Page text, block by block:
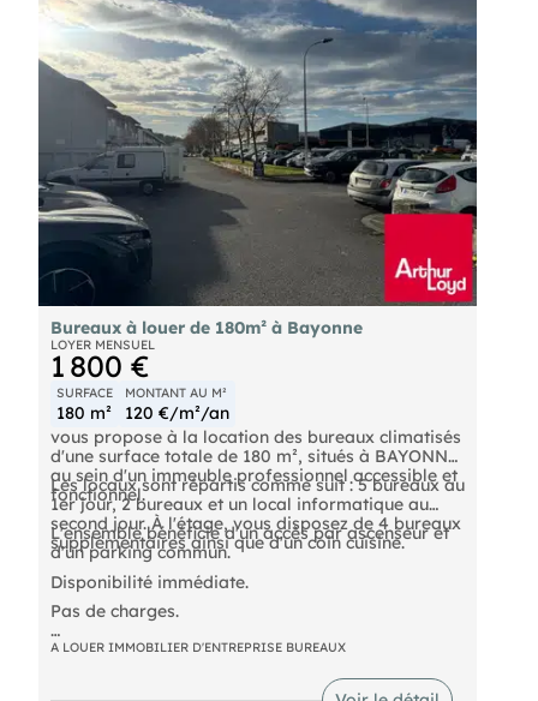
Bureaux à louer de 180m² à Bayonne
LOYER MENSUEL
1 800 €
SURFACE
180 m²
MONTANT AU M²
120 €/m²/an
vous propose à la location des bureaux climatisés
d'une surface totale de 180 m², situés à BAYONNE,
au sein d'un immeuble professionnel accessible et
fonctionnel.
Les locaux sont répartis comme suit : 5 bureaux au
1er jour, 2 bureaux et un local informatique au
second jour. À l'étage, vous disposez de 4 bureaux
supplémentaires ainsi que d'un coin cuisine.
L'ensemble bénéficie d'un accès par ascenseur et
d'un parking commun.
Disponibilité immédiate.
Pas de charges.
Accès ascenseur + parking commun.
A LOUER IMMOBILIER D'ENTREPRISE BUREAUX